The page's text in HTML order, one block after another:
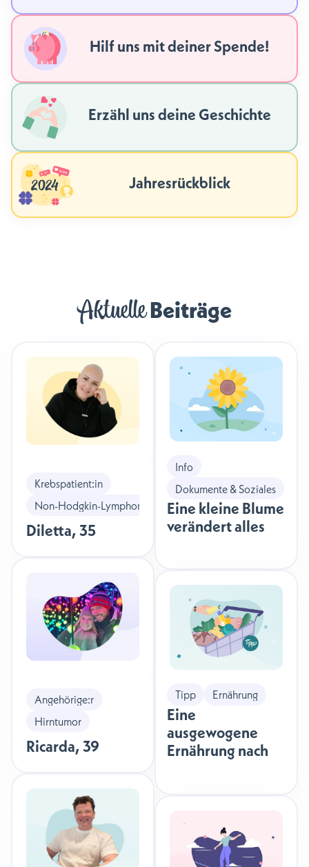
Hilf uns mit deiner Spende!
Erzähl uns deine Geschichte
Jahresrückblick
AktuelleBeiträge
Krebspatient:in
Non-Hodgkin-Lymphom
Diletta,35
Angehörige:r
Hirntumor
Ricarda,39
Info
Dokumente & Soziales
Eine kleine Blume
verändert alles
Tipp Ernährung
Eine
ausgewogene
Ernährung nach